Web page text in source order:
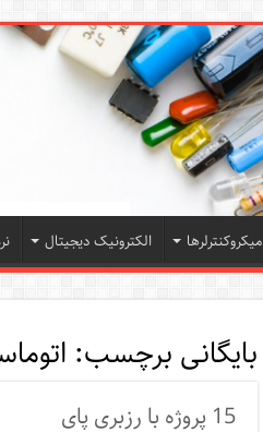
میکروکنترلرها الکترونیک دیجیتال
بایگانی برچسب:
15 پروژه با رزبری پای